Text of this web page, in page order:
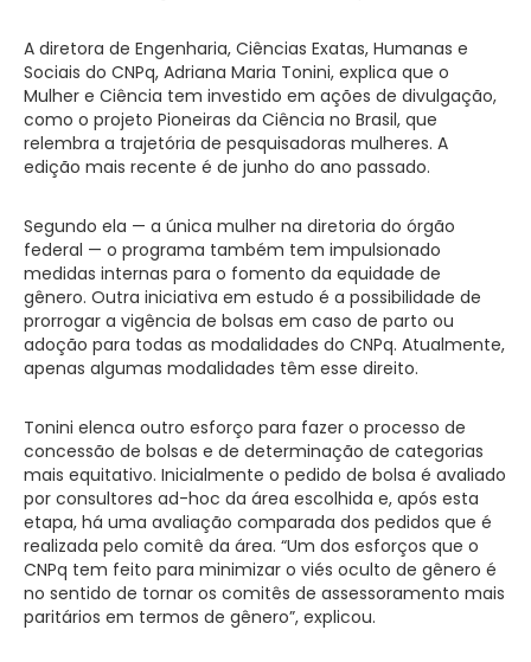
A diretora de Engenharia, Ciências Exatas, Humanas e
Sociais do CNPq, Adriana Maria Tonini, explica que o
Mulher e Ciência tem investido em ações de divulgação,
como o projeto Pioneiras da Ciência no Brasil, que
relembra a trajetória de pesquisadoras mulheres. A
edição mais recente é de junho do ano passado.
Segundo ela — a única mulher na diretoria do órgão
federal — o programa também tem impulsionado
medidas internas para o fomento da equidade de
gênero. Outra iniciativa em estudo é a possibilidade de
prorrogar a vigência de bolsas em caso de parto ou
adoção para todas as modalidades do CNPq. Atualmente,
apenas algumas modalidades têm esse direito.
Tonini elenca outro esforço para fazer o processo de
concessão de bolsas e de determinação de categorias
mais equitativo. Inicialmente o pedido de bolsa é avaliado
por consultores ad-hoc da área escolhida e, após esta
etapa, há uma avaliação comparada dos pedidos que é
realizada pelo comitê da área. “Um dos esforços que o
CNPq tem feito para minimizar o viés oculto de gênero é
no sentido de tornar os comitês de assessoramento mais
paritários em termos de gênero”, explicou.